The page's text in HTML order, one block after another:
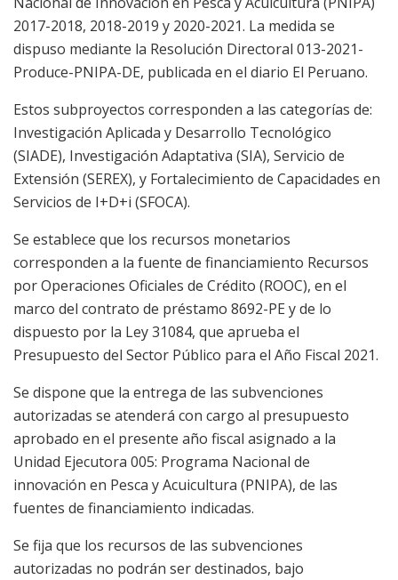
2017-2018, 2018-2019 y 2020-2021. La medida se
dispuso mediante la Resolución Directoral 013-2021-
Produce-PNIPA-DE, publicada en el diario El Peruano.
Estos subproyectos corresponden a las categorías de:
Investigación Aplicada y Desarrollo Tecnológico
(SIADE), Investigación Adaptativa (SIA), Servicio de
Extensión (SEREX), y Fortalecimiento de Capacidades en
Servicios de I+D+i (SFOCA).
Se establece que los recursos monetarios
corresponden a la fuente de financiamiento Recursos
por Operaciones Oficiales de Crédito (ROOC), en el
marco del contrato de préstamo 8692-PE y de lo
dispuesto por la Ley 31084, que aprueba el
Presupuesto del Sector Público para el Año Fiscal 2021.
Se dispone que la entrega de las subvenciones
autorizadas se atenderá con cargo al presupuesto
aprobado en el presente año fiscal asignado a la
Unidad Ejecutora 005: Programa Nacional de
innovación en Pesca y Acuicultura (PNIPA), de las
fuentes de financiamiento indicadas.
Se fija que los recursos de las subvenciones
autorizadas no podrán ser destinados, bajo